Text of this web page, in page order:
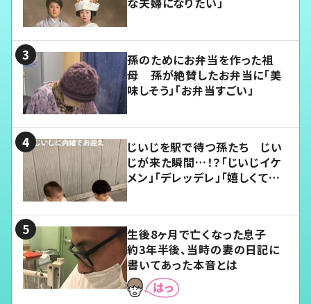
孫のためにお弁当を作った祖
母 孫が絶賛したお弁当に「美
味しそう」「お弁当すごい」
じいじを駅で待つ孫たち じい
じが来た瞬間…！？「じいじイケ
メン」「デレッデレ」「嬉しくて可
生後8ヶ月で亡くなった息子
約3年半後、当時の妻の日記に
書いてあった本音とは